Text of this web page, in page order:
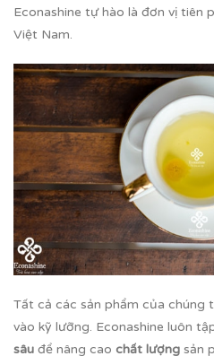
Econashine tự hào là đơn vị tiên
Việt Nam.
Tất cả các sản phẩm của chúng
vào kỹ lưỡng. Econashine luôn
sâu để nâng cao chất lượng sản